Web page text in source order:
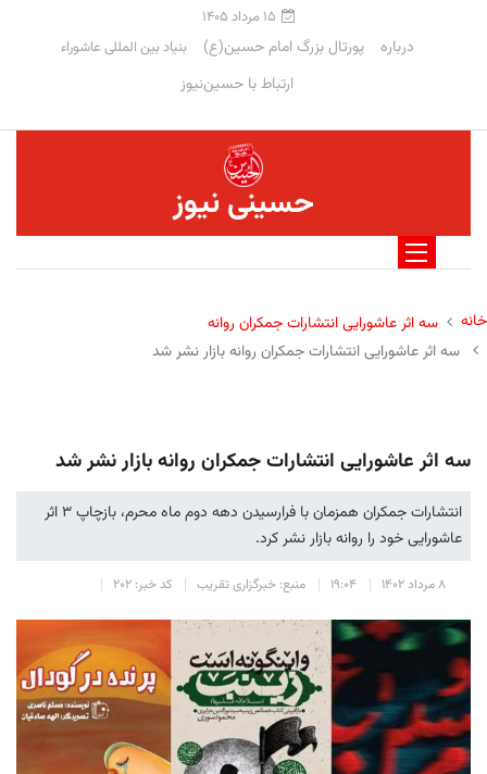
۱۵ مرداد ۱۴۰۵
درباره پورتال بزرگ امام حسین(ع) بنیاد بین المللی عاشوراء
ارتباط با حسین‌نیوز
حسینی نیوز
خانه
سه اثر عاشورایی انتشارات جمکران روانه
سه اثر عاشورایی انتشارات جمکران روانه بازار نشر شد
سه اثر عاشورایی انتشارات جمکران روانه بازار نشر شد
انتشارات جمکران همزمان با فرارسیدن دهه دوم ماه محرم‌، بازچاپ ۳ اثر
عاشورایی خود را روانه بازار نشر کرد.
۸ مرداد ۱۴۰۲ ۱۹:۰۴ منبع: خبرگزاری تقریب کد خبر: ۲۰۲